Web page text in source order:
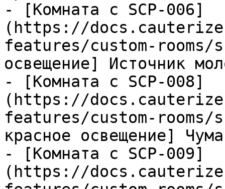
- [Комната с SCP-006]
(https://
features/custom-rooms/
освещение] Источник
- [Комната с SCP-008]
(https://
features/custom-rooms/
красное освещение]
- [Комната с SCP-009]
(https://